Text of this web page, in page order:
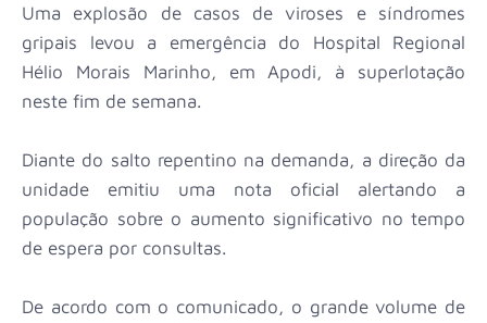
Uma explosão de casos de viroses e síndromes
gripais levou a emergência do Hospital Regional
Hélio Morais Marinho, em Apodi, à superlotação
neste fim de semana.
Diante do salto repentino na demanda, a direção da
unidade emitiu uma nota oficial alertando a
população sobre o aumento significativo no tempo
de espera por consultas.
De acordo com o comunicado, o grande volume de